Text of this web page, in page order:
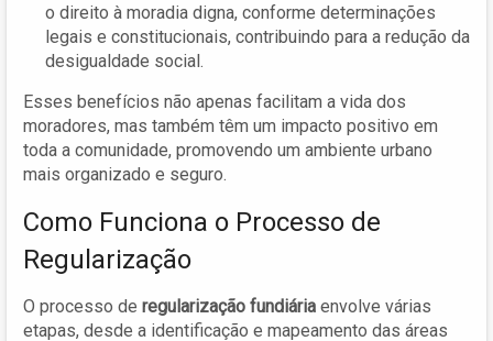
o direito à moradia digna, conforme determinações
legais e constitucionais, contribuindo para a redução da
desigualdade social.
Esses benefícios não apenas facilitam a vida dos
moradores, mas também têm um impacto positivo em
toda a comunidade, promovendo um ambiente urbano
mais organizado e seguro.
Como Funciona o Processo de
Regularização
O processo de regularização fundiária envolve várias
etapas, desde a identificação e mapeamento das áreas